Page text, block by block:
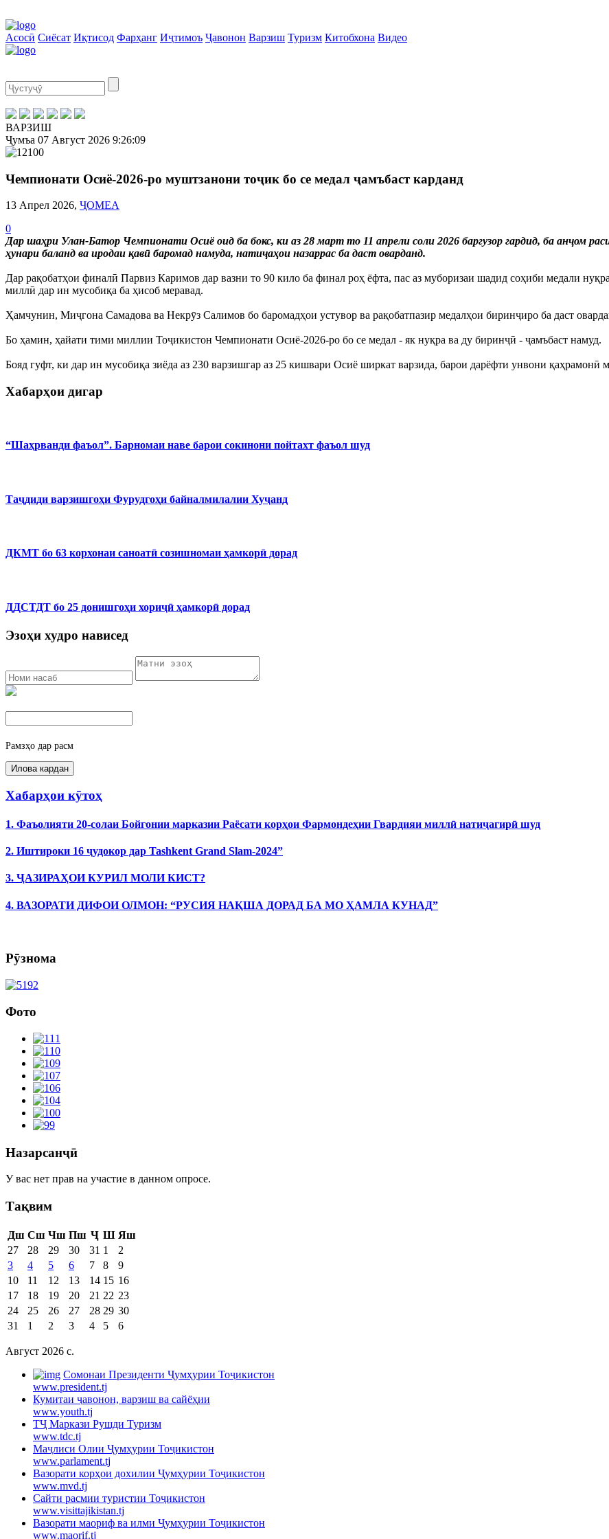
Асосӣ Сиёсат Иқтисод Фарҳанг Иҷтимоъ Ҷавонон Варзиш Туризм Китобхона Видео
ВАРЗИШ
Ҷумъа 07 Август 2026 9:26:10
Чемпионати Осиё-2026-ро муштзанони тоҷик бо се медал ҷамъбаст карданд
13 Апрел 2026, ҶОМЕА
0
Дар шаҳри Улан-Батор Чемпионати Осиё оид ба бокс, ки аз 28 март то 11 апрели соли 2026 баргузор гардид, ба анҷом
ҳунари баланд ва иродаи қавӣ баромад намуда, натиҷаҳои назаррас ба даст оварданд.
Дар рақобатҳои финалӣ Парвиз Каримов дар вазни то 90 кило ба финал роҳ ёфта, пас аз муборизаи шадид соҳиби медали
миллӣ дар ин мусобиқа ба ҳисоб меравад.
Ҳамчунин, Миҷгона Самадова ва Некрӯз Салимов бо баромадҳои устувор ва рақобатпазир медалҳои биринҷиро ба даст
Бо ҳамин, ҳайати тими миллии Тоҷикистон Чемпионати Осиё-2026-ро бо се медал - як нуқра ва ду биринҷӣ - ҷамъбаст намуд.
Бояд гуфт, ки дар ин мусобиқа зиёда аз 230 варзишгар аз 25 кишвари Осиё ширкат варзида, барои дарёфти унвони қаҳрамонӣ
Хабарҳои дигар
“Шаҳрванди фаъол”. Барномаи наве барои сокинони пойтахт фаъол шуд
Таҷдиди варзишгоҳи Фурудгоҳи байналмилалии Хуҷанд
ДКМТ бо 63 корхонаи саноатӣ созишномаи ҳамкорӣ дорад
ДДСТДТ бо 25 донишгоҳи хориҷӣ ҳамкорӣ дорад
Эзоҳи худро нависед
Рамзҳо дар расм
Хабарҳои кӯтоҳ
1. Фаъолияти 20-солаи Бойгонии марказии Раёсати корҳои Фармондеҳии Гвардияи миллӣ натиҷагирӣ шуд
2. Иштироки 16 ҷудокор дар Tashkent Grand Slam-2024”
3. ҶАЗИРАҲОИ КУРИЛ МОЛИ КИСТ?
4. ВАЗОРАТИ ДИФОИ ОЛМОН: “РУСИЯ НАҚША ДОРАД БА МО ҲАМЛА КУНАД”
Рӯзнома
Фото
Назарсанҷӣ
У вас нет прав на участие в данном опросе.
Тақвим
Дш Сш Чш Пш Ҷ Ш Яш
27
28 29 30 31 1
2
3
4 5 6 7 8
9
10
11 12 13 14 15 16
17
18 19 20 21 22 23
24
25 26 27 28 29 30
31
1 2 3 4 5 6
Август 2026 c.
Cомонаи Президенти Ҷумҳурии Тоҷикистон
www.president.tj
Кумитаи ҷавонон, варзиш ва сайёҳии
www.youth.tj
ТҶ Маркази Рушди Туризм
www.tdc.tj
Маҷлиси Олии Ҷумҳурии Тоҷикистон
www.parlament.tj
Вазорати корҳои дохилии Ҷумҳурии Тоҷикистон
www.mvd.tj
Сайти расмии туристии Тоҷикистон
www.visittajikistan.tj
Вазорати маориф ва илми Ҷумҳурии Тоҷикистон
www.maorif.tj